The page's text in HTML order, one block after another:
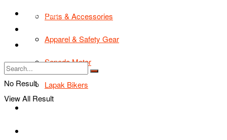
Parts & Accessories
Apparel & Safety Gear
Sepeda Motor
Lapak Bikers
TIPS & TRIK
Tentang Kami
No Result
View All Result